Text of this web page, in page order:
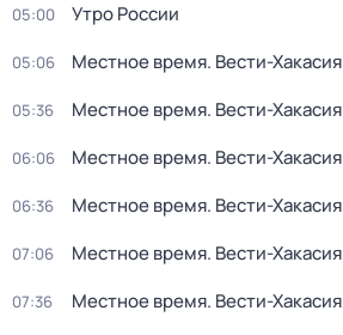
05:00 Утро России
05:06 Местное время. Вести-Хакасия
05:36 Местное время. Вести-Хакасия
06:06 Местное время. Вести-Хакасия
06:36 Местное время. Вести-Хакасия
07:06 Местное время. Вести-Хакасия
07:36 Местное время. Вести-Хакасия